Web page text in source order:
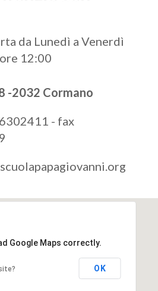
da Lunedì a Venerdì
12:00
-2032 Cormano
- fax
Google Maps correctly.
OK